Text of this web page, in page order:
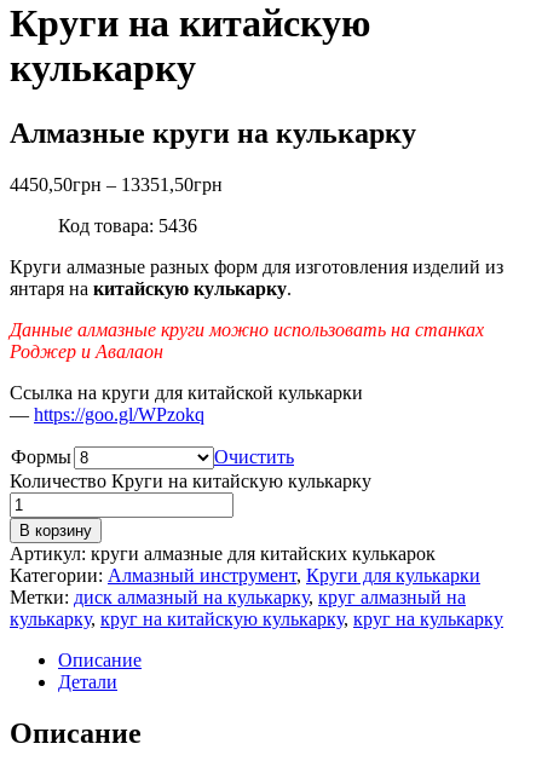
Круги на китайскую
кулькарку
Алмазные круги на кулькарку
4450,50грн – 13351,50грн
Код товара: 5436
Круги алмазные разных форм для изготовления изделий из
янтаря на китайскую кулькарку.
Данные алмазные круги можно использовать на станках
Роджер и Авалаон
Ссылка на круги для китайской кулькарки
— https://goo.gl/WPzokq
Формы
Очистить
Количество Круги на китайскую кулькарку
В корзину
Артикул: круги алмазные для китайских кулькарок
Категории: Алмазный инструмент, Круги для кулькарки
Метки: диск алмазный на кулькарку, круг алмазный на
кулькарку, круг на китайскую кулькарку, круг на кулькарку
Описание
Детали
Описание